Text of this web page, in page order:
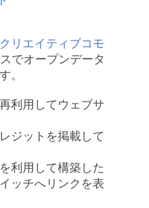
クリエイティブコモ
でオープンデータ
。
利用してウェブサ
ジットを掲載して
利用して構築した
ッチへリンクを表